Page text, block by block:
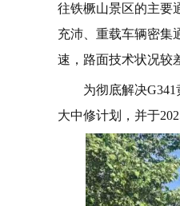
往铁橛山景区的主要
充沛、重载车辆密集
速，路面技术状况较
为彻底解决
大中修计划，并于